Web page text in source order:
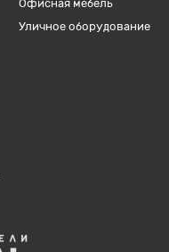
Офисная мебель
Уличное оборудование